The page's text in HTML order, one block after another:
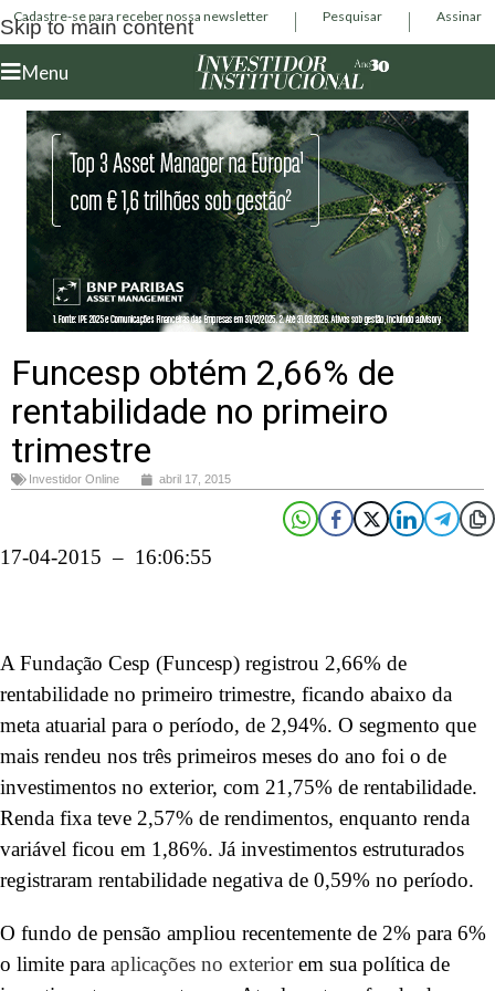
Skip to main content
Cadastre-se para receber nossa newsletter Pesquisar Assinar
Menu
Funcesp obtém 2,66% de
rentabilidade no primeiro
trimestre
Investidor Online abril 17, 2015
17-04-2015 – 16:06:55
A Fundação Cesp (Funcesp) registrou 2,66% de
rentabilidade no primeiro trimestre, ficando abaixo da
meta atuarial para o período, de 2,94%. O segmento que
mais rendeu nos três primeiros meses do ano foi o de
investimentos no exterior, com 21,75% de rentabilidade.
Renda fixa teve 2,57% de rendimentos, enquanto renda
variável ficou em 1,86%. Já investimentos estruturados
registraram rentabilidade negativa de 0,59% no período.
O fundo de pensão ampliou recentemente de 2% para 6%
o limite para aplicações no exteriorem sua política de